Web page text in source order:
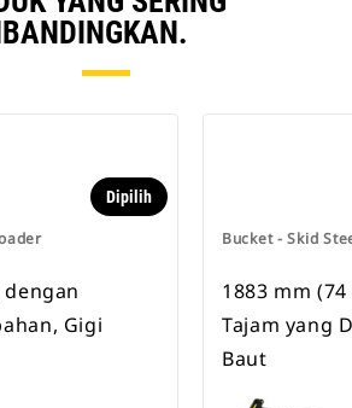
Dipilih
dengan
Gigi
Bucket - Skid
1883 mm
Tajam yang
Baut